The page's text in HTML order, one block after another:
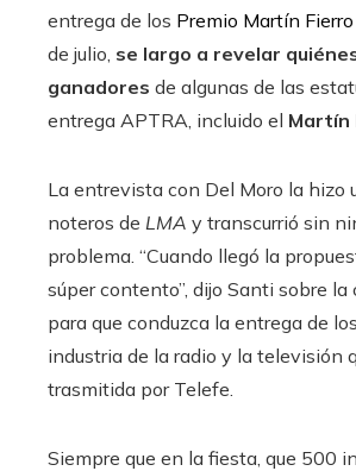
entrega de los Premio Martín Fierro
de julio, se largo a revelar
ganadores de algunas de las
entrega APTRA, incluido el Martín
La entrevista con Del Moro la hizo
noteros de LMA y transcurrió sin
problema. “Cuando llegó la
súper contento”, dijo Santi sobre
para que conduzca la entrega de
industria de la radio y la televisión
trasmitida por Telefe.
Siempre que en la fiesta, que 500